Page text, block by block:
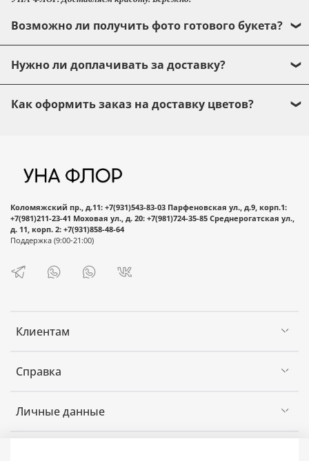
Возможно ли получить фото готового букета?
курьерскую службу, мы обязательно направим
фото Вам, чтобы Вы могли быть точно уверены,
что букет или композиция полностью
Нужно ли доплачивать за доставку?
Стоимость доставки по Санкт-Петербургу – 500
Как оформить заказ на доставку цветов?
Добавьте понравившийся букет или
Нажмите кнопку «Оформить заказ».
Заполните информацию об отправителе и
получателе (если оформляется доставка),
доставка), а также выберите желаемый
статусе заказа.
выполнен точно в срок.
Клиентам
Справка
Личные данные
Коломяжский пр., д.11: +7(931)543-83-03 Парфеновская ул., д.9, корп.1:
+7(981)211-23-41 Моховая ул., д. 20: +7(981)724-35-85 Среднерогатская ул.,
д. 11, корп. 2: +7(931)858-48-64
Поддержка (9:00-21:00)